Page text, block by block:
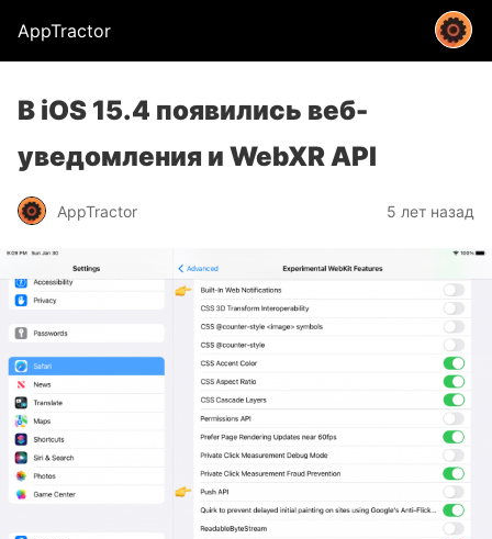
AppTractor
В iOS 15.4 появились веб-
уведомления и WebXR API
AppTractor 5 лет назад